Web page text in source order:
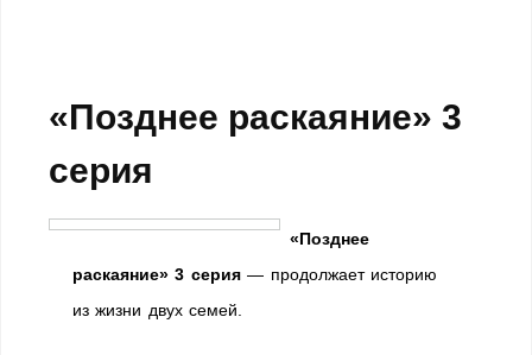
«Позднее раскаяние» 3
серия
«Позднее
раскаяние» 3 серия— продолжает историю
из жизни двух семей.